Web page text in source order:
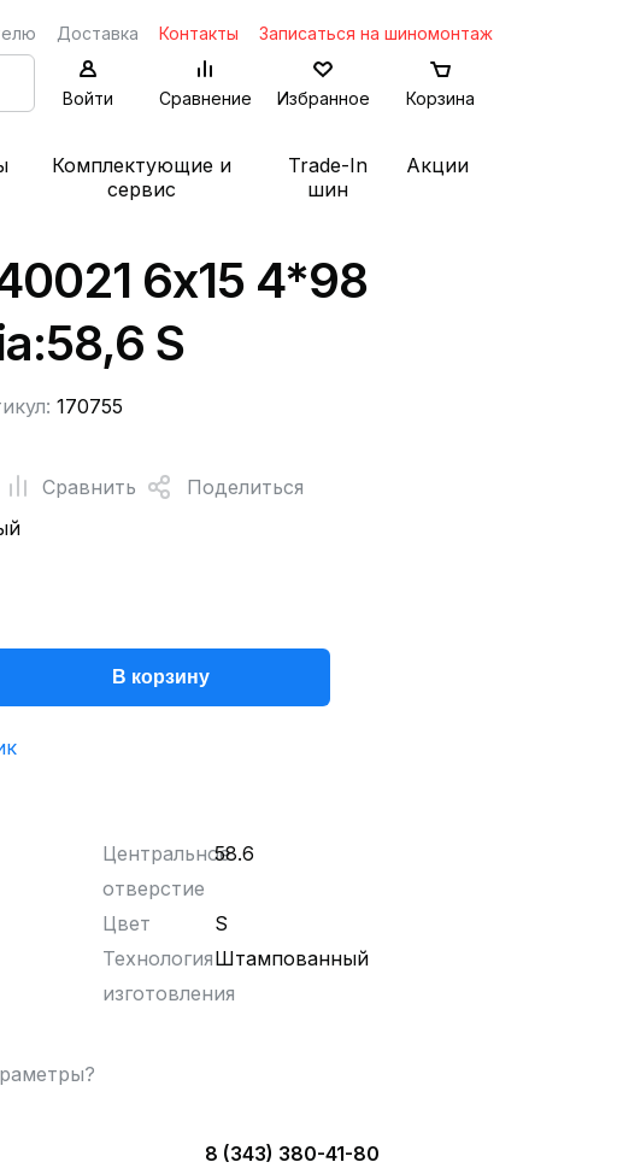
Доставка Контакты Записаться на шиномонтаж
Войти Сравнение Избранное Корзина
Комплектующие и
сервис
Trade-In
шин
Акции
6x15 4*98
S
170755
Сравнить
Поделиться
В корзину
Центральное
отверстие
58.6
Цвет
S
Технология
изготовления
Штампованный
8 (343) 380-41-80